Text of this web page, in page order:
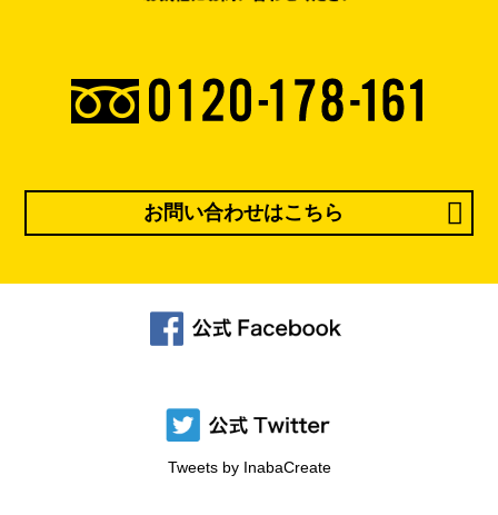
お問い合わせはこちら
Tweets by InabaCreate